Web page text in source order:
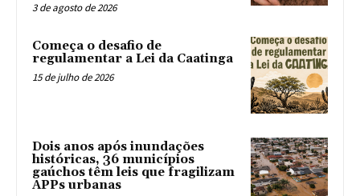
3 de agosto de 2026
Começa o desafio de
regulamentar a Lei da Caatinga
15 de julho de 2026
Dois anos após inundações
históricas, 36 municípios
gaúchos têm leis que fragilizam
APPs urbanas